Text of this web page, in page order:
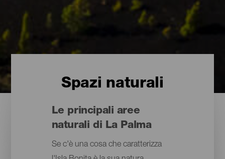
Spazi naturali
Le principali aree
naturali di La Palma
Se c'è una cosa che caratterizza